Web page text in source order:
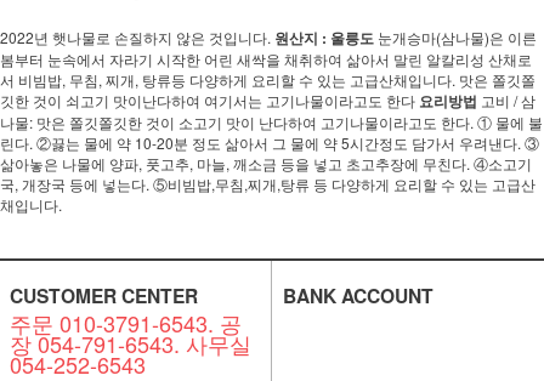
2022년 햇나물로 손질하지 않은 것입니다. 원산지 : 울릉도 눈개승마(삼나물)은 이른
봄부터 눈속에서 자라기 시작한 어린 새싹을 채취하여 삶아서 말린 알칼리성 산채로
서 비빔밥, 무침, 찌개, 탕류등 다양하게 요리할 수 있는 고급산채입니다. 맛은 쫄깃쫄
깃한 것이 쇠고기 맛이난다하여 여기서는 고기나물이라고도 한다 요리방법 고비 / 삼
나물: 맛은 쫄깃쫄깃한 것이 소고기 맛이 난다하여 고기나물이라고도 한다. ① 물에 불
린다. ②끓는 물에 약 10-20분 정도 삶아서 그 물에 약 5시간정도 담가서 우려낸다. ③
삶아놓은 나물에 양파, 풋고추, 마늘, 깨소금 등을 넣고 초고추장에 무친다. ④소고기
국, 개장국 등에 넣는다. ⑤비빔밥,무침,찌개,탕류 등 다양하게 요리할 수 있는 고급산
채입니다.
CUSTOMER CENTER
주문 010-3791-6543. 공
장 054-791-6543. 사무실
054-252-6543
BANK ACCOUNT